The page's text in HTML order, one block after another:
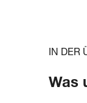
IN DER
Was